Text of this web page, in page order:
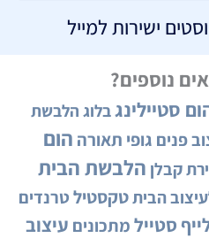
ישירות למייל
נוספים?
סטיילינגבלוג הלבשת
פנים גופי תאורה הום
קבלן הלבשת הבית
הביתטקסטילטרנדים
סטיילמתכונים עיצוב